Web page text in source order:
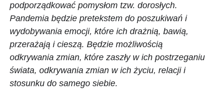
podporządkować pomysłom tzw. dorosłych.
Pandemia będzie pretekstem do poszukiwań i
wydobywania emocji, które ich drażnią, bawią,
przerażają i cieszą. Będzie możliwością
odkrywania zmian, które zaszły w ich postrzeganiu
świata, odkrywania zmian w ich życiu, relacji i
stosunku do samego siebie.